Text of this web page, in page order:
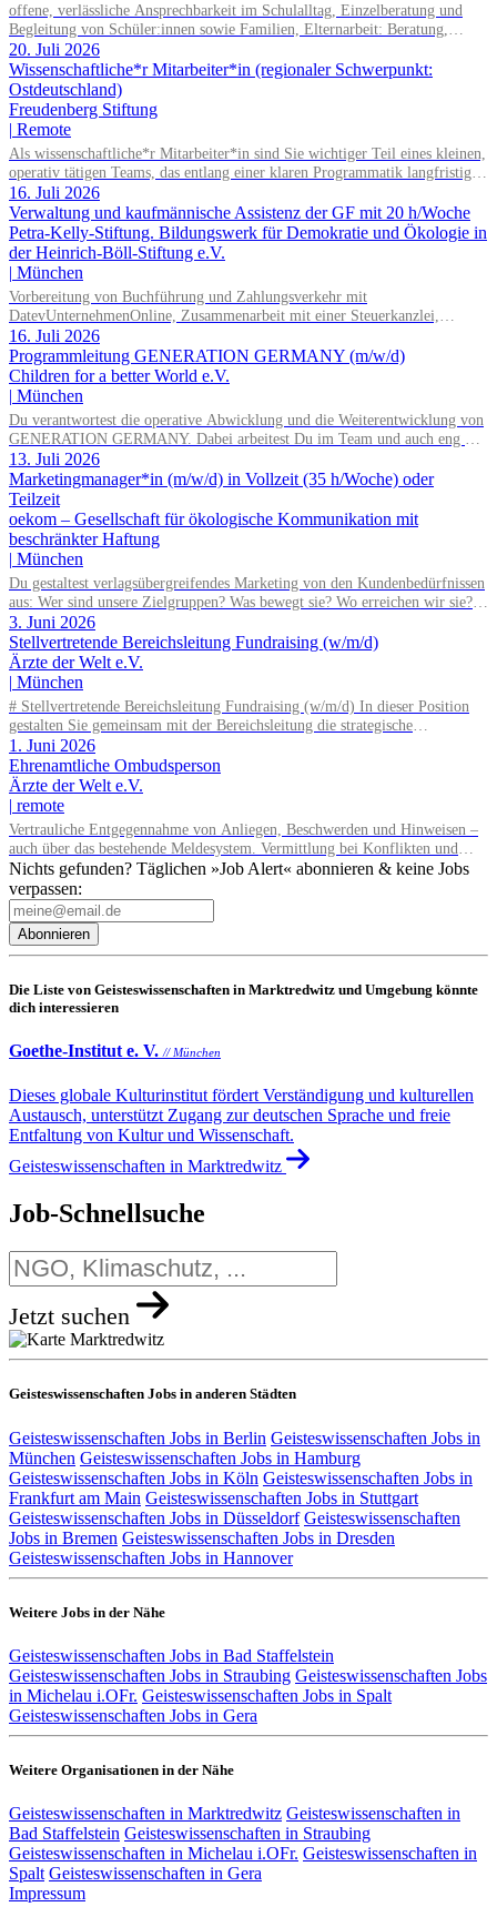
offene, verlässliche Ansprechbarkeit im Schulalltag, Einzelberatung und
Begleitung von Schüler:innen sowie Familien, Elternarbeit: Beratung,
Begleitung und Informationsangebote, sozialpädagogische Gruppenangebote
(z. B. soziales Lernen, Prävention, Selbstkompetenz), Konfliktbegleitung
und Stärkung der Beziehungskultur im Schulalltag, Zusammenarbeit im
multiprofessionellen Schulteam
20. Juli 2026
Wissenschaftliche*r Mitarbeiter*in (regionaler Schwerpunkt:
Ostdeutschland)
Freudenberg Stiftung
| Remote
Als wissenschaftliche*r Mitarbeiter*in sind Sie wichtiger Teil eines kleinen,
operativ tätigen Teams, das entlang einer klaren Programmatik langfristig
soziale Innovation implementiert. Sie unterstützen die Geschäftsführung bei
der Umsetzung der Stiftungsprogrammatik und entwickeln dabei die
Internationalisierungsstrategie der Stiftung weiter. Sie übersetzen
wissenschaftliche Erkenntnisse in alltagsangebundene Handlungsansätze
entlang unserer Stiftungsprogrammatik.
16. Juli 2026
Verwaltung und kaufmännische Assistenz der GF mit 20 h/Woche
Petra-Kelly-Stiftung. Bildungswerk für Demokratie und Ökologie in
der Heinrich-Böll-Stiftung e.V.
| München
Vorbereitung von Buchführung und Zahlungsverkehr mit
DatevUnternehmenOnline, Zusammenarbeit mit einer Steuerkanzlei,
Zuarbeit Wirtschaftsprüfung bei der Erstellung des Verwendungsnachweises
und des Jahresabschlusses, Unterstützung in der Projektadministration und -
abrechnung, Administrative Beratung von Kooperationspartner*innen,
Pflege von Personalstammdaten, Unterstützung der Geschäftsführung,
Einführung und Nutzung von digitalen Anwendungen, Einhaltung und
Überprüfung der DSGVO.
16. Juli 2026
Programmleitung GENERATION GERMANY (m/w/d)
Children for a better World e.V.
| München
Du verantwortest die operative Abwicklung und die Weiterentwicklung von
GENERATION GERMANY. Dabei arbeitest Du im Team und auch eng mit
unserem Vorstand zusammen und übernimmst Verantwortung für die
Strategie, die Umsetzung und das Wachstum des Programms. Dazu gehören
insbesondere: Inhaltliche, strategische und organisatorische
Weiterentwicklung des Programms, Konzeption, Planung und
Durchführung unserer Demokratieveranstaltungen, Moderation der
Veranstaltungen und Vorbereitung der Panelgäste.
13. Juli 2026
Marketingmanager*in (m/w/d) in Vollzeit (35 h/Woche) oder
Teilzeit
oekom – Gesellschaft für ökologische Kommunikation mit
beschränkter Haftung
| München
Du gestaltest verlagsübergreifendes Marketing von den Kundenbedürfnissen
aus: Wer sind unsere Zielgruppen? Was bewegt sie? Wo erreichen wir sie?
Du gehst in Verbindung mit unseren Kund*innen und entwickelst daraus
Marketingstrategien, konkrete Maßnahmen und neue Formate. Du misst,
was funktioniert, und ziehst daraus selbstständig Konsequenzen. Du
verantwortest das operative Marketing für unsere Publikumszeitschriften
BIO, Slow Food Magazin und Natürlich Gärtnern: Newsletter, Social
Media, Website, Kooperationen – in enger Abstimmung mit Vertrieb und
Anzeigenverkauf.
3. Juni 2026
Stellvertretende Bereichsleitung Fundraising (w/m/d)
Ärzte der Welt e.V.
| München
# Stellvertretende Bereichsleitung Fundraising (w/m/d) In dieser Position
gestalten Sie gemeinsam mit der Bereichsleitung die strategische
Weiterentwicklung des Fundraisings und übernehmen Führungs- sowie
Steuerungsaufgaben in einem dynamischen Umfeld. Ein Schwerpunkt Ihrer
Tätigkeit liegt in der Führung und Weiterentwicklung des Dialogmarketing-
Teams: strategische Weiterentwicklung des Dialogmarketings, fachliche
Leitung und Koordination des Teams, Entwicklung und Optimierung von
Maßnahmen sowie Identifikation neuer Fundraisingpotenziale.
1. Juni 2026
Ehrenamtliche Ombudsperson
Ärzte der Welt e.V.
| remote
Vertrauliche Entgegennahme von Anliegen, Beschwerden und Hinweisen –
auch über das bestehende Meldesystem. Vermittlung bei Konflikten und
Unterstützung bei Klärungsprozessen. Konzeption und Durchführung von
Schulungen und Sensibilisierungsformaten. Mitwirkung an der
Weiterentwicklung von Leitlinien, Verhaltenskodizes und dem Meldesystem.
Förderung einer offenen Feedback- und Beschwerdekultur innerhalb der
Organisation.
Nichts gefunden? Täglichen »Job Alert« abonnieren & keine Jobs
verpassen:
Abonnieren
Die Liste von Geisteswissenschaften in Marktredwitz und Umgebung könnte
dich interessieren
Goethe-Institut e. V.// München
Dieses globale Kulturinstitut fördert Verständigung und kulturellen
Austausch, unterstützt Zugang zur deutschen Sprache und freie
Entfaltung von Kultur und Wissenschaft.
Geisteswissenschaften in Marktredwitz
Job-Schnellsuche
Jetzt suchen
Geisteswissenschaften Jobs in anderen Städten
Geisteswissenschaften Jobs in Berlin Geisteswissenschaften Jobs in
München Geisteswissenschaften Jobs in Hamburg
Geisteswissenschaften Jobs in Köln Geisteswissenschaften Jobs in
Frankfurt am Main Geisteswissenschaften Jobs in Stuttgart
Geisteswissenschaften Jobs in Düsseldorf Geisteswissenschaften
Jobs in Bremen Geisteswissenschaften Jobs in Dresden
Geisteswissenschaften Jobs in Hannover
Weitere Jobs in der Nähe
Geisteswissenschaften Jobs in Bad Staffelstein
Geisteswissenschaften Jobs in Straubing Geisteswissenschaften Jobs
in Michelau i.OFr. Geisteswissenschaften Jobs in Spalt
Geisteswissenschaften Jobs in Gera
Weitere Organisationen in der Nähe
Geisteswissenschaften in Marktredwitz Geisteswissenschaften in
Bad Staffelstein Geisteswissenschaften in Straubing
Geisteswissenschaften in Michelau i.OFr. Geisteswissenschaften in
Spalt Geisteswissenschaften in Gera
Impressum